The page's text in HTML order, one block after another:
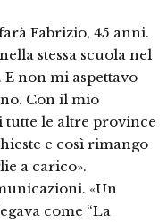
Fabrizio, 45 anni.
stessa scuola nel
non mi aspettavo
Con il mio
tutte le altre province
e così rimango
a carico».
«Un
come “La